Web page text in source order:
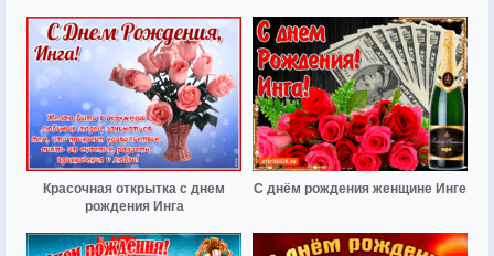
Красочная открытка с днем
рождения Инга
С днём рождения женщине Инге